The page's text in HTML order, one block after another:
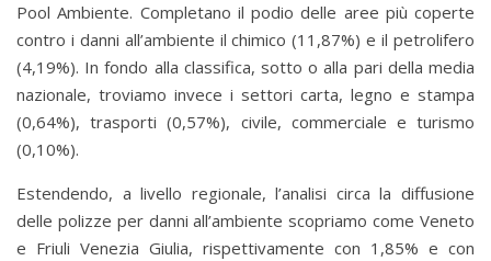
Pool Ambiente. Completano il podio delle aree più coperte
contro i danni all’ambiente il chimico (11,87%) e il petrolifero
(4,19%). In fondo alla classifica, sotto o alla pari della media
nazionale, troviamo invece i settori carta, legno e stampa
(0,64%), trasporti (0,57%), civile, commerciale e turismo
(0,10%).
Estendendo, a livello regionale, l’analisi circa la diffusione
delle polizze per danni all’ambiente scopriamo come Veneto
e Friuli Venezia Giulia, rispettivamente con 1,85% e con